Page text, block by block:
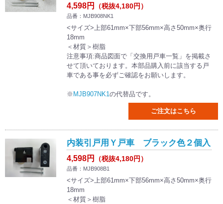
4,598円 （税抜4,180円）
品番：MJB908NK1
<サイズ>上部61mm×下部56mm×高さ50mm×奥行
18mm
＜材質＞樹脂
注意事項:商品図面で「交換用戸車一覧」を掲載さ
せて頂いております。本部品購入前に該当する戸
車である事を必ずご確認をお願いします。
※ MJB907NK1の代替品です。
ご注文はこちら
内装引戸用Ｙ戸車 ブラック色２個入
4,598円 （税抜4,180円）
品番：MJB908B1
<サイズ>上部61mm×下部56mm×高さ50mm×奥行
18mm
＜材質＞樹脂